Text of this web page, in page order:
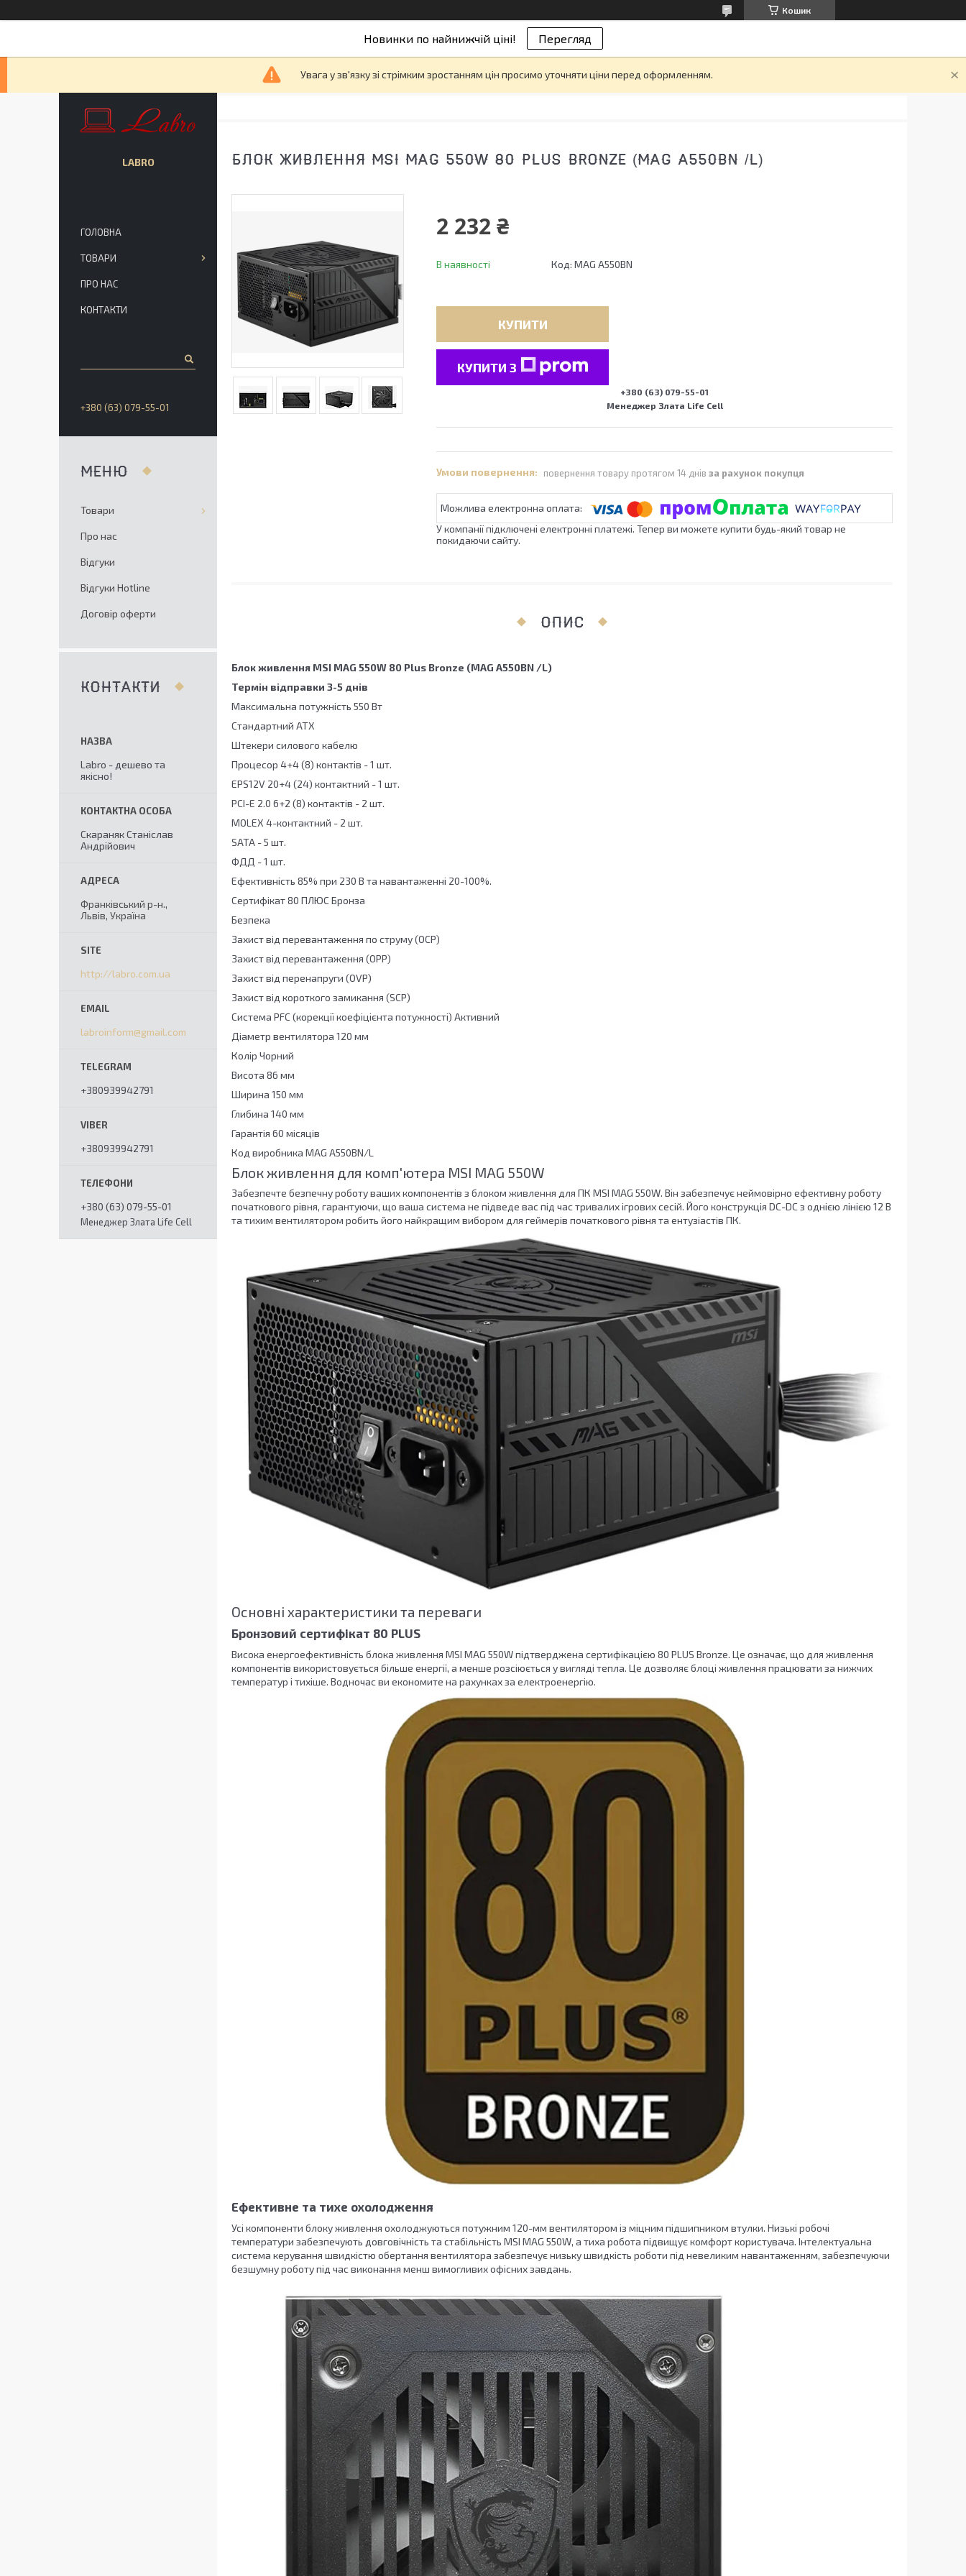
Кошик
Новинки по найнижчій ціні! Перегляд
Увага у зв'язку зі стрімким зростанням цін просимо уточняти ціни перед оформленням.
БЛОК ЖИВЛЕННЯ MSI MAG 550W 80 PLUS BRONZE (MAG A550BN /L)
2 232 ₴
В наявності Код: MAG A550BN
КУПИТИ
КУПИТИ З
+380 (63) 079-55-01
Менеджер Злата Life Cell
повернення товару протягом 14 днів за рахунок покупця
У компанії підключені електронні платежі. Тепер ви можете купити будь-який товар не
покидаючи сайту.
ОПИС
Блок живлення MSI MAG 550W 80 Plus Bronze (MAG A550BN /L)
Термін відправки 3-5 днів
Максимальна потужність 550 Вт
Стандартний АТХ
Штекери силового кабелю
Процесор 4+4 (8) контактів - 1 шт.
EPS12V 20+4 (24) контактний - 1 шт.
PCI-E 2.0 6+2 (8) контактів - 2 шт.
MOLEX 4-контактний - 2 шт.
SATA - 5 шт.
ФДД - 1 шт.
Ефективність 85% при 230 В та навантаженні 20-100%.
Сертифікат 80 ПЛЮС Бронза
Безпека
Захист від перевантаження по струму (OCP)
Захист від перевантаження (OPP)
Захист від перенапруги (OVP)
Захист від короткого замикання (SCP)
Система PFC (корекції коефіцієнта потужності) Активний
Діаметр вентилятора 120 мм
Колір Чорний
Висота 86 мм
Ширина 150 мм
Глибина 140 мм
Гарантія 60 місяців
Код виробника MAG A550BN/L
Блок живлення для комп'ютера MSI MAG 550W
Забезпечте безпечну роботу ваших компонентів з блоком живлення для ПК MSI MAG 550W. Він забезпечує неймовірно ефективну роботу
початкового рівня, гарантуючи, що ваша система не підведе вас під час тривалих ігрових сесій. Його конструкція DC-DC з однією лінією 12 В
та тихим вентилятором робить його найкращим вибором для геймерів початкового рівня та ентузіастів ПК.
Основні характеристики та переваги
Бронзовий сертифікат 80 PLUS
Висока енергоефективність блока живлення MSI MAG 550W підтверджена сертифікацією 80 PLUS Bronze. Це означає, що для живлення
компонентів використовується більше енергії, а менше розсіюється у вигляді тепла. Це дозволяє блоці живлення працювати за нижчих
температур і тихіше. Водночас ви економите на рахунках за електроенергію.
Ефективне та тихе охолодження
Усі компоненти блоку живлення охолоджуються потужним 120-мм вентилятором із міцним підшипником втулки. Низькі робочі
температури забезпечують довговічність та стабільність MSI MAG 550W, а тиха робота підвищує комфорт користувача. Інтелектуальна
система керування швидкістю обертання вентилятора забезпечує низьку швидкість роботи під невеликим навантаженням, забезпечуючи
безшумну роботу під час виконання менш вимогливих офісних завдань.
LABRO
ГОЛОВНА
ТОВАРИ
ПРО НАС
КОНТАКТИ
+380 (63) 079-55-01
Товари
Про нас
Відгуки
Відгуки Hotline
Договір оферти
КОНТАКТИ
Labro - дешево та
якісно!
Скараняк Станіслав
Андрійович
Франківський р-н.,
Львів, Україна
http://labro.com.ua
labroinform@gmail.com
+380939942791
+380939942791
+380 (63) 079-55-01
Менеджер Злата Life Cell